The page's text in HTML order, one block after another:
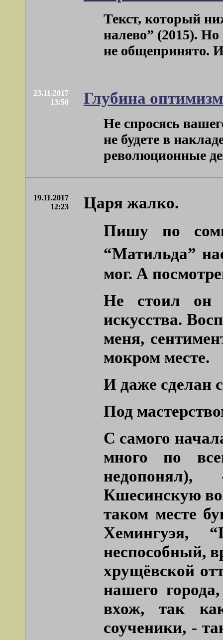
Текст, который
налево” (2015).
не общепринято.
23.11.2017
13:50
Глубина
Не спросясь
не будете в
революционные
19.11.2017
12:23
Царя жалко.
Пишу по
“Матильда”
мог. А
Не стоил он
искусства.
меня,
мокром месте.
И даже сделан
Под
С самого
много по
недопонял),
Кшесинскую
таком месте
Хемингуэя,
неспособный,
хрущёвской
нашего
вхож, так
соученики, -